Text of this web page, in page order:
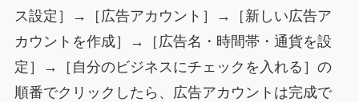
ス設定］→［広告アカウント］→［新しい広告ア
カウントを作成］→［広告名・時間帯・通貨を設
定］→［自分のビジネスにチェックを入れる］の
順番でクリックしたら、広告アカウントは完成で